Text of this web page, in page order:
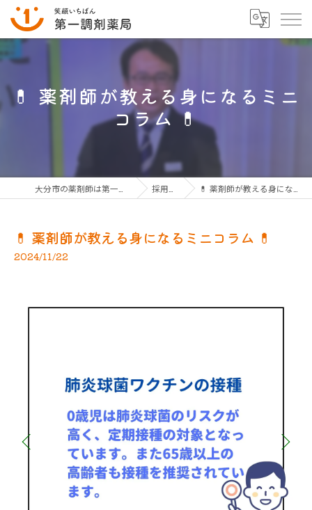
💊 薬剤師が教える身になるミニ
コラム 💊
採用ブログ 💊 薬剤師が教える身になるミニコラム 💊
💊 薬剤師が教える身になるミニコラム 💊
2024/11/22